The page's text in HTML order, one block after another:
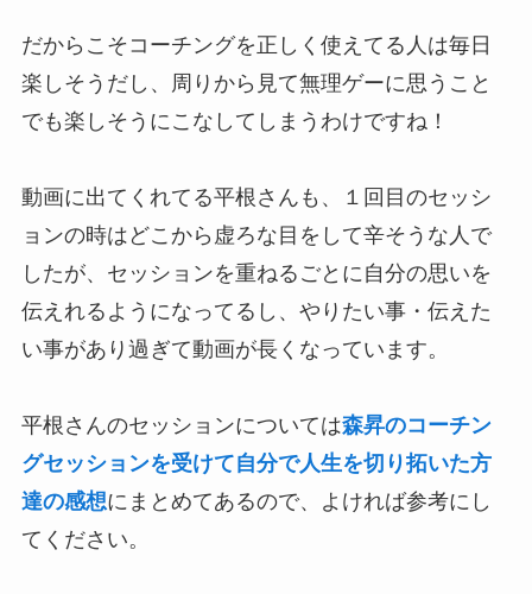
だからこそコーチングを正しく使えてる人は毎日
楽しそうだし、周りから見て無理ゲーに思うこと
でも楽しそうにこなしてしまうわけですね！
動画に出てくれてる平根さんも、１回目のセッシ
ョンの時はどこから虚ろな目をして辛そうな人で
したが、セッションを重ねるごとに自分の思いを
伝えれるようになってるし、やりたい事・伝えた
い事があり過ぎて動画が長くなっています。
平根さんのセッションについては森昇のコーチン
グセッションを受けて自分で人生を切り拓いた方
達の感想にまとめてあるので、よければ参考にし
てください。